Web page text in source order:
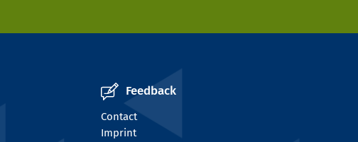
Feedback
Contact
Imprint